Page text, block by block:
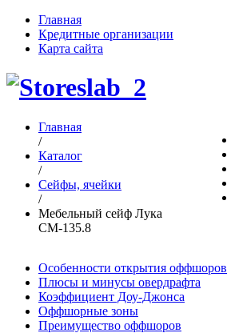
Главная
Кредитные организации
Карта сайта
Главная
/
Каталог
/
Сейфы, ячейки
/
Мебельный сейф Лука
СМ-135.8
Особенности открытия оффшоров
Плюсы и минусы овердрафта
Коэффициент Доу-Джонса
Оффшорные зоны
Преимущество оффшоров